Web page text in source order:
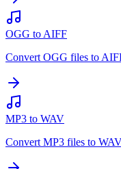
OGG to AIFF
Convert OGG files to
MP3 to WAV
Convert MP3 files to